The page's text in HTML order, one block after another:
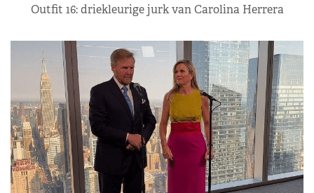
Outfit 16: driekleurige jurk van Carolina Herrera